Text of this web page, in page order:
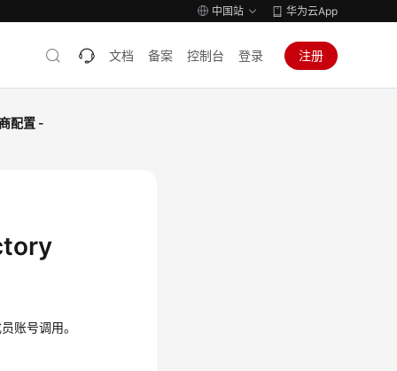
中国站 华为云App
文档 备案 控制台 登录 注册
配置 -
账号调用。